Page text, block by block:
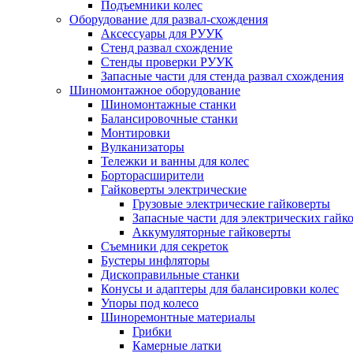
Подъемники колес
Оборудование для развал-схождения
Аксессуары для РУУК
Стенд развал схождение
Стенды проверки РУУК
Запасные части для стенда развал схождения
Шиномонтажное оборудование
Шиномонтажные станки
Балансировочные станки
Монтировки
Вулканизаторы
Тележки и ванны для колес
Борторасширители
Гайковерты электрические
Грузовые электрические гайковерты
Запасные части для электрических
Аккумуляторные гайковерты
Съемники для секреток
Бустеры инфляторы
Дископравильные станки
Конусы и адаптеры для балансировки колес
Упоры под колесо
Шиноремонтные материалы
Грибки
Камерные латки